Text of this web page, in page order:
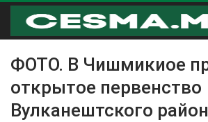
ФОТО. В Чишмикиое
открытое первенство
Вулканештского